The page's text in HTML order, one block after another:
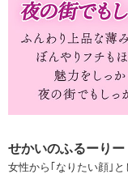
せかいのふるーりー
女性から｢なりたい顔｣